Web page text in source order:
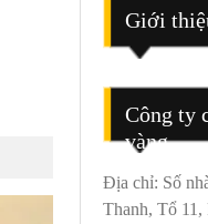
Giới
Công ty
vàng
Địa chỉ: Số
Thanh, Tổ 11,